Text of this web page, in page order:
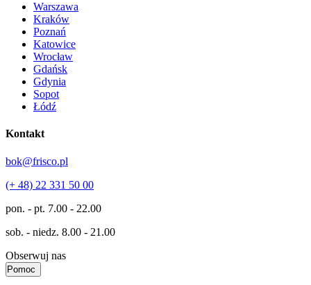
Warszawa
Kraków
Poznań
Katowice
Wrocław
Gdańsk
Gdynia
Sopot
Łódź
Kontakt
bok@frisco.pl
(+ 48) 22 331 50 00
pon. - pt. 7.00 - 22.00
sob. - niedz. 8.00 - 21.00
Obserwuj nas
Pomoc